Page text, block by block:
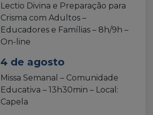
Lectio Divina e Preparação para
Crisma com Adultos –
Educadores e Famílias – 8h/9h –
On-line
4 de agosto
Missa Semanal – Comunidade
Educativa – 13h30min – Local:
Capela